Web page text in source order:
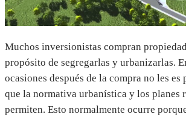
Muchos inversionistas compran
propósito de segregarlas y urbanizarlas.
ocasiones después de la compra no les
que la normativa urbanística y los planes
permiten. Esto normalmente ocurre